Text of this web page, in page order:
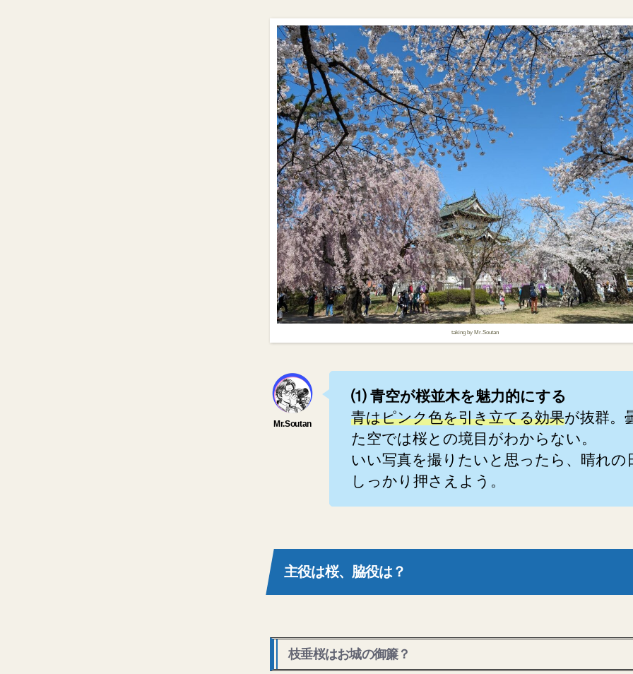
taking by Mr.Soutan
⑴ 青空が桜並木を魅力的にする
青はピンク色を引き立てる効果が抜群。
た空では桜との境目がわからない。
いい写真を撮りたいと思ったら、晴れの
しっかり押さえよう。
主役は桜、脇役は？
枝垂桜はお城の御簾？